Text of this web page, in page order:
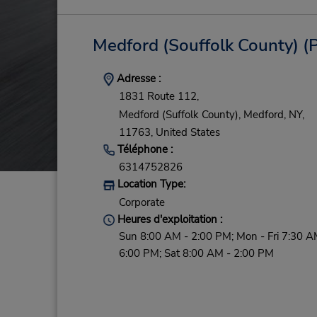
Medford (Souffolk County)
Adresse :
1831 Route 112,
Medford (Suffolk County), Medford, NY,
11763, United States
Téléphone :
6314752826
Location Type:
Corporate
Heures d'exploitation :
Sun 8:00 AM - 2:00 PM; Mon - Fri 7:30
6:00 PM; Sat 8:00 AM - 2:00 PM